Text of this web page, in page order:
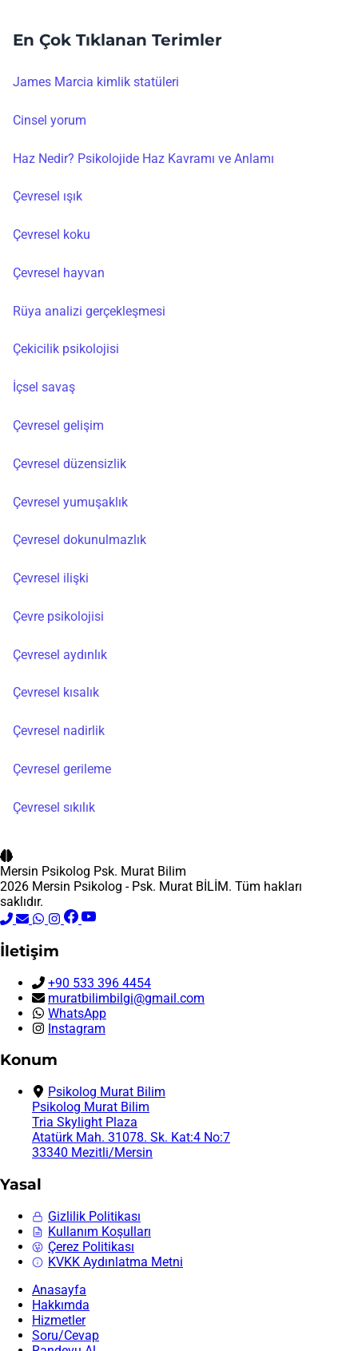
En Çok Tıklanan Terimler
James Marcia kimlik statüleri
Cinsel yorum
Haz Nedir? Psikolojide Haz Kavramı ve Anlamı
Çevresel ışık
Çevresel koku
Çevresel hayvan
Rüya analizi gerçekleşmesi
Çekicilik psikolojisi
İçsel savaş
Çevresel gelişim
Çevresel düzensizlik
Çevresel yumuşaklık
Çevresel dokunulmazlık
Çevresel ilişki
Çevre psikolojisi
Çevresel aydınlık
Çevresel kısalık
Çevresel nadirlik
Çevresel gerileme
Çevresel sıkılık
Mersin Psikolog Psk. Murat Bilim
2026 Mersin Psikolog - Psk. Murat BİLİM. Tüm hakları
saklıdır.
İletişim
+90 533 396 4454
muratbilimbilgi@gmail.com
WhatsApp
Instagram
Konum
Psikolog Murat Bilim
Psikolog Murat Bilim
Tria Skylight Plaza
Atatürk Mah. 31078. Sk. Kat:4 No:7
33340 Mezitli/Mersin
Yasal
Gizlilik Politikası
Kullanım Koşulları
Çerez Politikası
KVKK Aydınlatma Metni
Anasayfa
Hakkımda
Hizmetler
Soru/Cevap